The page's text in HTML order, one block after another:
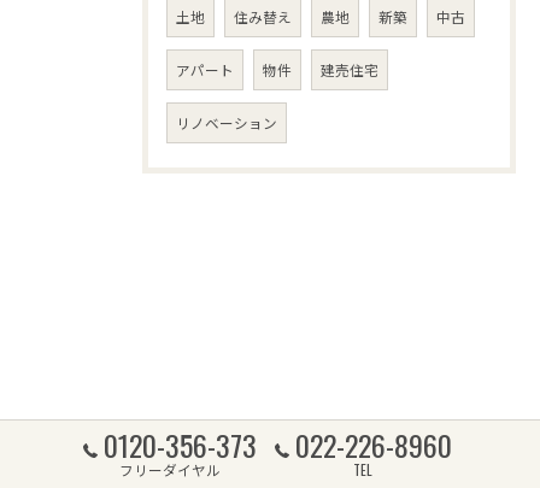
土地 住み替え 農地 新築 中古
アパート 物件 建売住宅
リノベーション
0120-356-373
フリーダイヤル
022-226-8960
TEL